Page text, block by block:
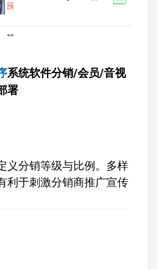
系统软件分销/会员/音视
署
义分销等级与比例。多样
利于刺激分销商推广宣传